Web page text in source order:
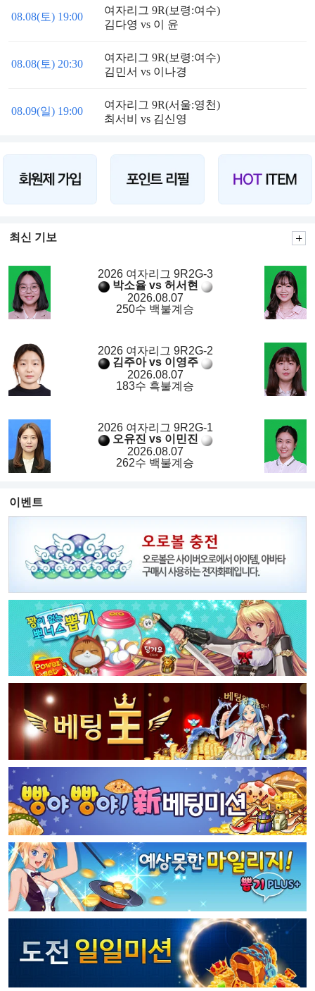
08.08(토) 19:00
여자리그 9R(보령:여수)
김다영 vs 이 윤
08.08(토) 20:30
여자리그 9R(보령:여수)
김민서 vs 이나경
08.09(일) 19:00
여자리그 9R(서울:영천)
최서비 vs 김신영
최신 기보
2026 여자리그 9R2G-3
박소율 vs 허서현
2026.08.07
250수 백불계승
2026 여자리그 9R2G-2
김주아 vs 이영주
2026.08.07
183수 흑불계승
2026 여자리그 9R2G-1
오유진 vs 이민진
2026.08.07
262수 백불계승
이벤트